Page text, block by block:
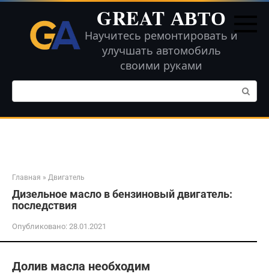
Перейти
контенту
GREAT АВТО
Научитесь ремонтировать и
улучшать автомобиль
своими руками
Поиск:
Главная » Двигатель
Дизельное масло в бензиновый двигатель:
последствия
Опубликовано: 28.01.2021
Долив масла необходим